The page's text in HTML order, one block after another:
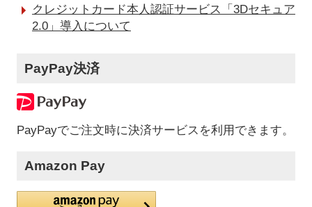
クレジットカード本人認証サービス「3Dセキュア
2.0」導入について
PayPay決済
PayPayでご注文時に決済サービスを利用できます。
Amazon Pay